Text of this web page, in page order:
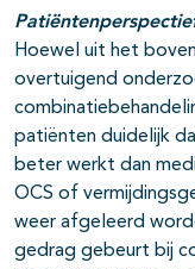
Hoewel uit het
overtuigend
patiënten duidelijk
beter werkt dan
OCS of
weer afgeleerd
gedrag gebeurt bij